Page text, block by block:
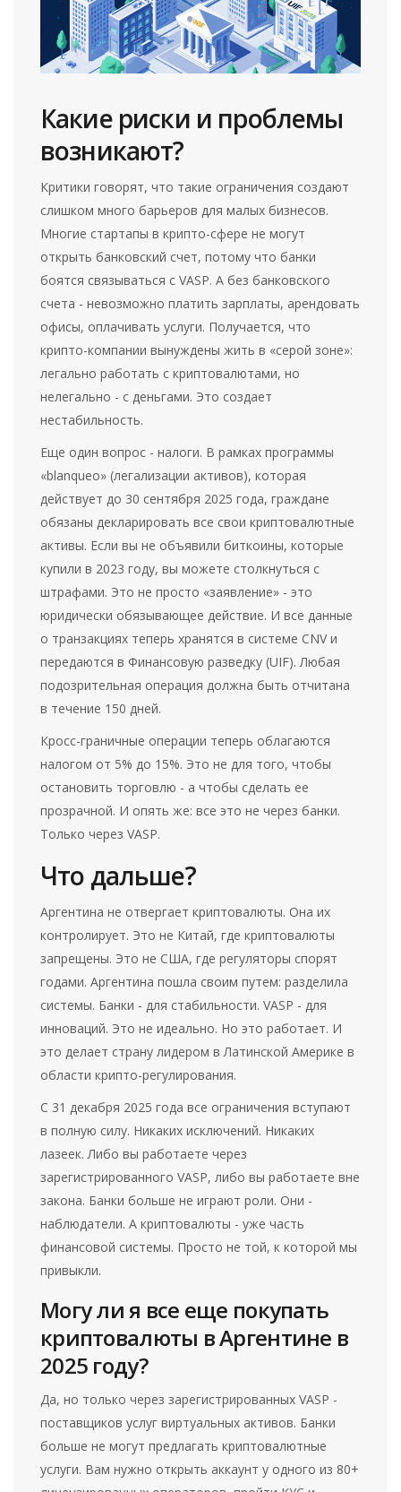
Какие риски и проблемы
возникают?
Критики говорят, что такие ограничения создают
слишком много барьеров для малых бизнесов.
Многие стартапы в крипто-сфере не могут
открыть банковский счет, потому что банки
боятся связываться с VASP. А без банковского
счета - невозможно платить зарплаты, арендовать
офисы, оплачивать услуги. Получается, что
крипто-компании вынуждены жить в «серой зоне»:
легально работать с криптовалютами, но
нелегально - с деньгами. Это создает
нестабильность.
Еще один вопрос - налоги. В рамках программы
«blanqueo» (легализации активов), которая
действует до 30 сентября 2025 года, граждане
обязаны декларировать все свои криптовалютные
активы. Если вы не объявили биткоины, которые
купили в 2023 году, вы можете столкнуться с
штрафами. Это не просто «заявление» - это
юридически обязывающее действие. И все данные
о транзакциях теперь хранятся в системе CNV и
передаются в Финансовую разведку (UIF). Любая
подозрительная операция должна быть отчитана
в течение 150 дней.
Кросс-граничные операции теперь облагаются
налогом от 5% до 15%. Это не для того, чтобы
остановить торговлю - а чтобы сделать ее
прозрачной. И опять же: все это не через банки.
Только через VASP.
Что дальше?
Аргентина не отвергает криптовалюты. Она их
контролирует. Это не Китай, где криптовалюты
запрещены. Это не США, где регуляторы спорят
годами. Аргентина пошла своим путем: разделила
системы. Банки - для стабильности. VASP - для
инноваций. Это не идеально. Но это работает. И
это делает страну лидером в Латинской Америке в
области крипто-регулирования.
С 31 декабря 2025 года все ограничения вступают
в полную силу. Никаких исключений. Никаких
лазеек. Либо вы работаете через
зарегистрированного VASP, либо вы работаете вне
закона. Банки больше не играют роли. Они -
наблюдатели. А криптовалюты - уже часть
финансовой системы. Просто не той, к которой мы
привыкли.
Могу ли я все еще покупать
криптовалюты в Аргентине в
2025 году?
Да, но только через зарегистрированных VASP -
поставщиков услуг виртуальных активов. Банки
больше не могут предлагать криптовалютные
услуги. Вам нужно открыть аккаунт у одного из 80+